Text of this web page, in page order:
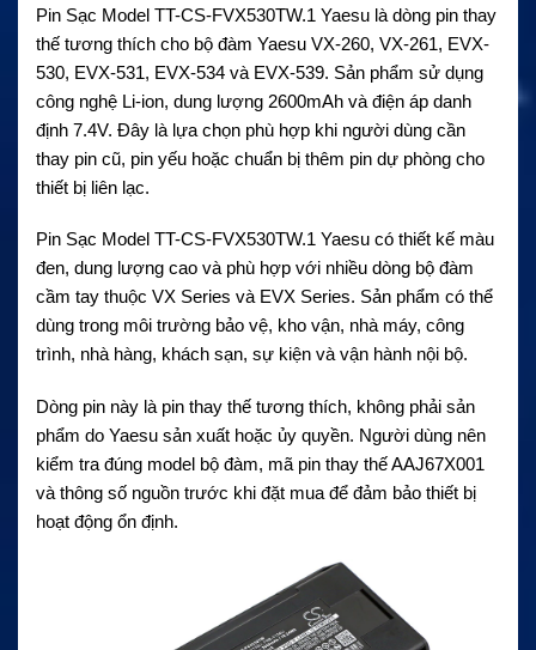
Pin Sạc Model TT-CS-FVX530TW.1 Yaesu là dòng pin thay
thế tương thích cho bộ đàm Yaesu VX-260, VX-261, EVX-
530, EVX-531, EVX-534 và EVX-539. Sản phẩm sử dụng
công nghệ Li-ion, dung lượng 2600mAh và điện áp danh
định 7.4V. Đây là lựa chọn phù hợp khi người dùng cần
thay pin cũ, pin yếu hoặc chuẩn bị thêm pin dự phòng cho
thiết bị liên lạc.
Pin Sạc Model TT-CS-FVX530TW.1 Yaesu có thiết kế màu
đen, dung lượng cao và phù hợp với nhiều dòng bộ đàm
cầm tay thuộc VX Series và EVX Series. Sản phẩm có thể
dùng trong môi trường bảo vệ, kho vận, nhà máy, công
trình, nhà hàng, khách sạn, sự kiện và vận hành nội bộ.
Dòng pin này là pin thay thế tương thích, không phải sản
phẩm do Yaesu sản xuất hoặc ủy quyền. Người dùng nên
kiểm tra đúng model bộ đàm, mã pin thay thế AAJ67X001
và thông số nguồn trước khi đặt mua để đảm bảo thiết bị
hoạt động ổn định.